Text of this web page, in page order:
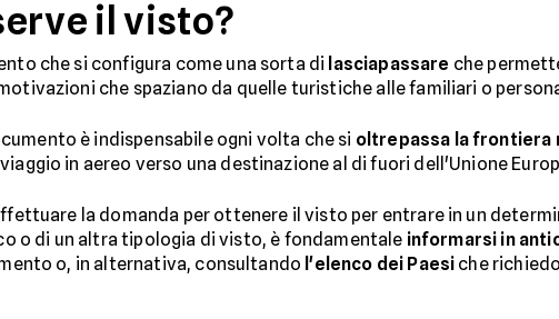
il visto?
che si configura come una sorta di lasciapassare che
che spaziano da quelle turistiche alle familiari o
è indispensabile ogni volta che si oltrepassa la frontiera
in aereo verso una destinazione al di fuori dell'Unione
la domanda per ottenere il visto per entrare in un
o di un altra tipologia di visto, è fondamentale informarsi in
o, in alternativa, consultando l'elenco dei Paesi che